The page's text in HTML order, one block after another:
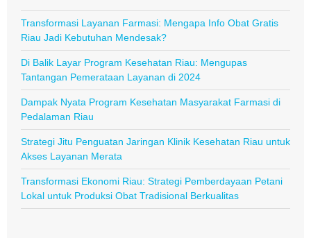
Transformasi Layanan Farmasi: Mengapa Info Obat Gratis
Riau Jadi Kebutuhan Mendesak?
Di Balik Layar Program Kesehatan Riau: Mengupas
Tantangan Pemerataan Layanan di 2024
Dampak Nyata Program Kesehatan Masyarakat Farmasi di
Pedalaman Riau
Strategi Jitu Penguatan Jaringan Klinik Kesehatan Riau untuk
Akses Layanan Merata
Transformasi Ekonomi Riau: Strategi Pemberdayaan Petani
Lokal untuk Produksi Obat Tradisional Berkualitas